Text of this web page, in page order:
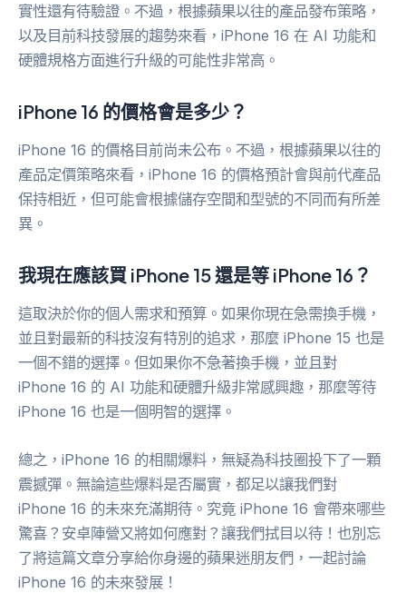
實性還有待驗證。不過，根據蘋果以往的產品發布策略，
以及目前科技發展的趨勢來看，iPhone 16 在 AI 功能和
硬體規格方面進行升級的可能性非常高。
iPhone 16 的價格會是多少？
iPhone 16 的價格目前尚未公布。不過，根據蘋果以往的
產品定價策略來看，iPhone 16 的價格預計會與前代產品
保持相近，但可能會根據儲存空間和型號的不同而有所差
異。
我現在應該買 iPhone 15 還是等 iPhone 16？
這取決於你的個人需求和預算。如果你現在急需換手機，
並且對最新的科技沒有特別的追求，那麼 iPhone 15 也是
一個不錯的選擇。但如果你不急著換手機，並且對
iPhone 16 的 AI 功能和硬體升級非常感興趣，那麼等待
iPhone 16 也是一個明智的選擇。
總之，iPhone 16 的相關爆料，無疑為科技圈投下了一顆
震撼彈。無論這些爆料是否屬實，都足以讓我們對
iPhone 16 的未來充滿期待。究竟 iPhone 16 會帶來哪些
驚喜？安卓陣營又將如何應對？讓我們拭目以待！也別忘
了將這篇文章分享給你身邊的蘋果迷朋友們，一起討論
iPhone 16 的未來發展！